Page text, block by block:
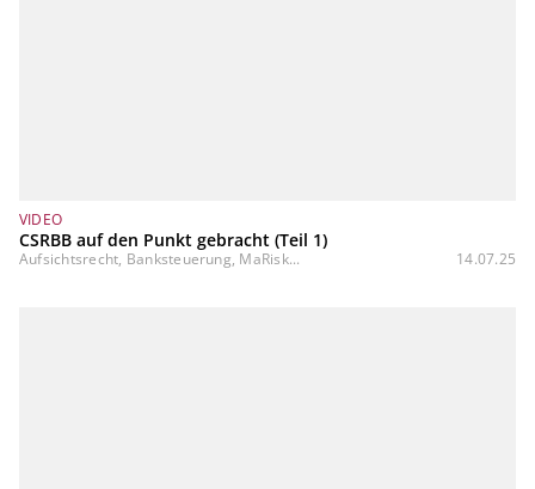
VIDEO
CSRBB auf den Punkt gebracht (Teil 1)
Aufsichtsrecht, Banksteuerung, MaRisk... 14.07.25